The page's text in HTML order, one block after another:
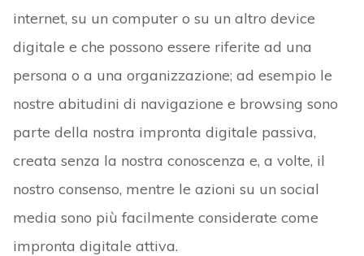
internet, su un computer o su un altro device
digitale e che possono essere riferite ad una
persona o a una organizzazione; ad esempio le
nostre abitudini di navigazione e browsing sono
parte della nostra impronta digitale passiva,
creata senza la nostra conoscenza e, a volte, il
nostro consenso, mentre le azioni su un social
media sono più facilmente considerate come
impronta digitale attiva.